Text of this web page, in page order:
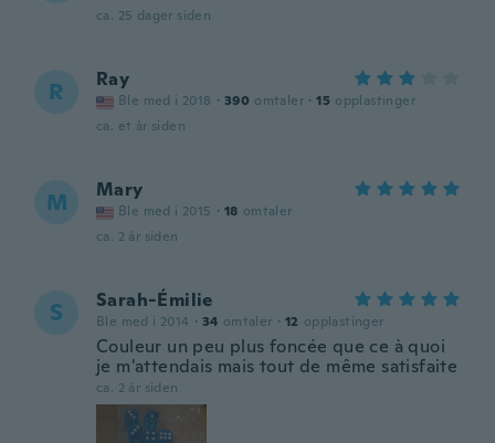
ca. 25 dager siden
R Ray
Ble med i 2018 · 390 omtaler · 15 opplastinger
ca. et år siden
M Mary
Ble med i 2015 · 18 omtaler
ca. 2 år siden
S Sarah-Émilie
Ble med i 2014 · 34 omtaler · 12 opplastinger
Couleur un peu plus foncée que ce à quoi
je m'attendais mais tout de même satisfaite
ca. 2 år siden